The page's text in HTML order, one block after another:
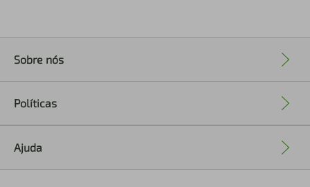
Sobre nós
Políticas
Ajuda